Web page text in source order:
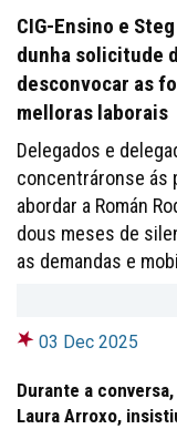
CIG-Ensino e
dunha solicitude
desconvocar as
melloras laborais
Delegados e
concentráronse ás
abordar a Román
dous meses de
as demandas e
03 Dec 2025
Durante a
Laura Arroxo,